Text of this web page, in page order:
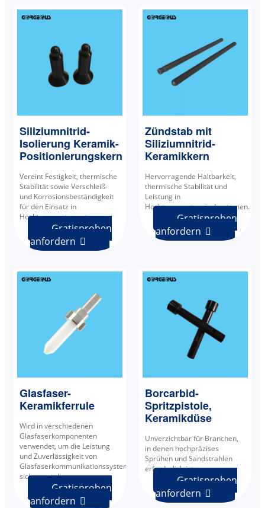
Siliziumnitrid-
Isolierung Keramik-
Positionierungskern
Vereint Festigkeit, thermische
Stabilität sowie Verschleiß-
und Korrosionsbeständigkeit
für den Einsatz in
Hochtemperatursystemen.
Gratisproben
anfordern 
Zündstab mit
Siliziumnitrid-
Keramikkern
Hervorragende Haltbarkeit,
thermische Stabilität und
Leistung in
Hochtemperaturzündsystemen.
Gratisproben
anfordern 
Glasfaser-
Keramikferrule
Wird in verschiedenen
Glasfaserkomponenten
verwendet, um die Leistung
und Zuverlässigkeit von
Glasfaserkommunikationssystemen
sicherzustellen.
Gratisproben
anfordern 
Borcarbid-
Spritzpistole,
Keramikdüse
Unverzichtbar für Branchen,
in denen hochpräzises
Sprühen und Sandstrahlen
erforderlich ist.
Gratisproben
anfordern 